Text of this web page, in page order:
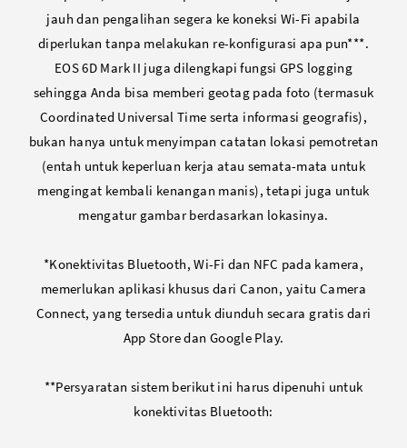
jauh dan pengalihan segera ke koneksi Wi-Fi apabila
diperlukan tanpa melakukan re-konfigurasi apa pun***.
EOS 6D Mark II juga dilengkapi fungsi GPS logging
sehingga Anda bisa memberi geotag pada foto (termasuk
Coordinated Universal Time serta informasi geografis),
bukan hanya untuk menyimpan catatan lokasi pemotretan
(entah untuk keperluan kerja atau semata-mata untuk
mengingat kembali kenangan manis), tetapi juga untuk
mengatur gambar berdasarkan lokasinya.
*Konektivitas Bluetooth, Wi-Fi dan NFC pada kamera,
memerlukan aplikasi khusus dari Canon, yaitu Camera
Connect, yang tersedia untuk diunduh secara gratis dari
App Store dan Google Play.
**Persyaratan sistem berikut ini harus dipenuhi untuk
konektivitas Bluetooth: